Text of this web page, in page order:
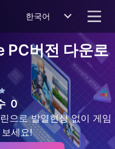
한국어
PC버전 다운로
0
으로 발열현상 없이 게임
세요!